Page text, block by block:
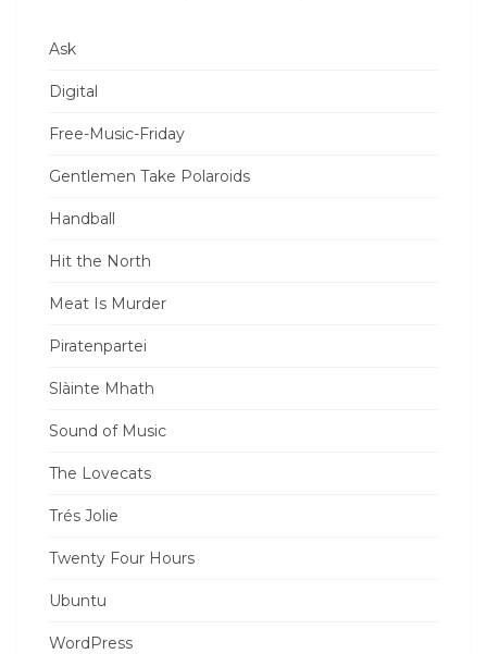
Ask
Digital
Free-Music-Friday
Gentlemen Take Polaroids
Handball
Hit the North
Meat Is Murder
Piratenpartei
Slàinte Mhath
Sound of Music
The Lovecats
Trés Jolie
Twenty Four Hours
Ubuntu
WordPress